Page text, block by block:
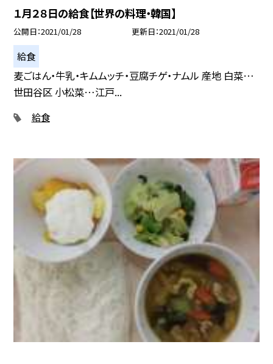
１月２８日の給食【世界の料理・韓国】
公開日 2021/01/28 更新日 2021/01/28
給食
麦ごはん・牛乳・キムムッチ・豆腐チゲ・ナムル 産地 白菜…
世田谷区 小松菜…江戸...
給食